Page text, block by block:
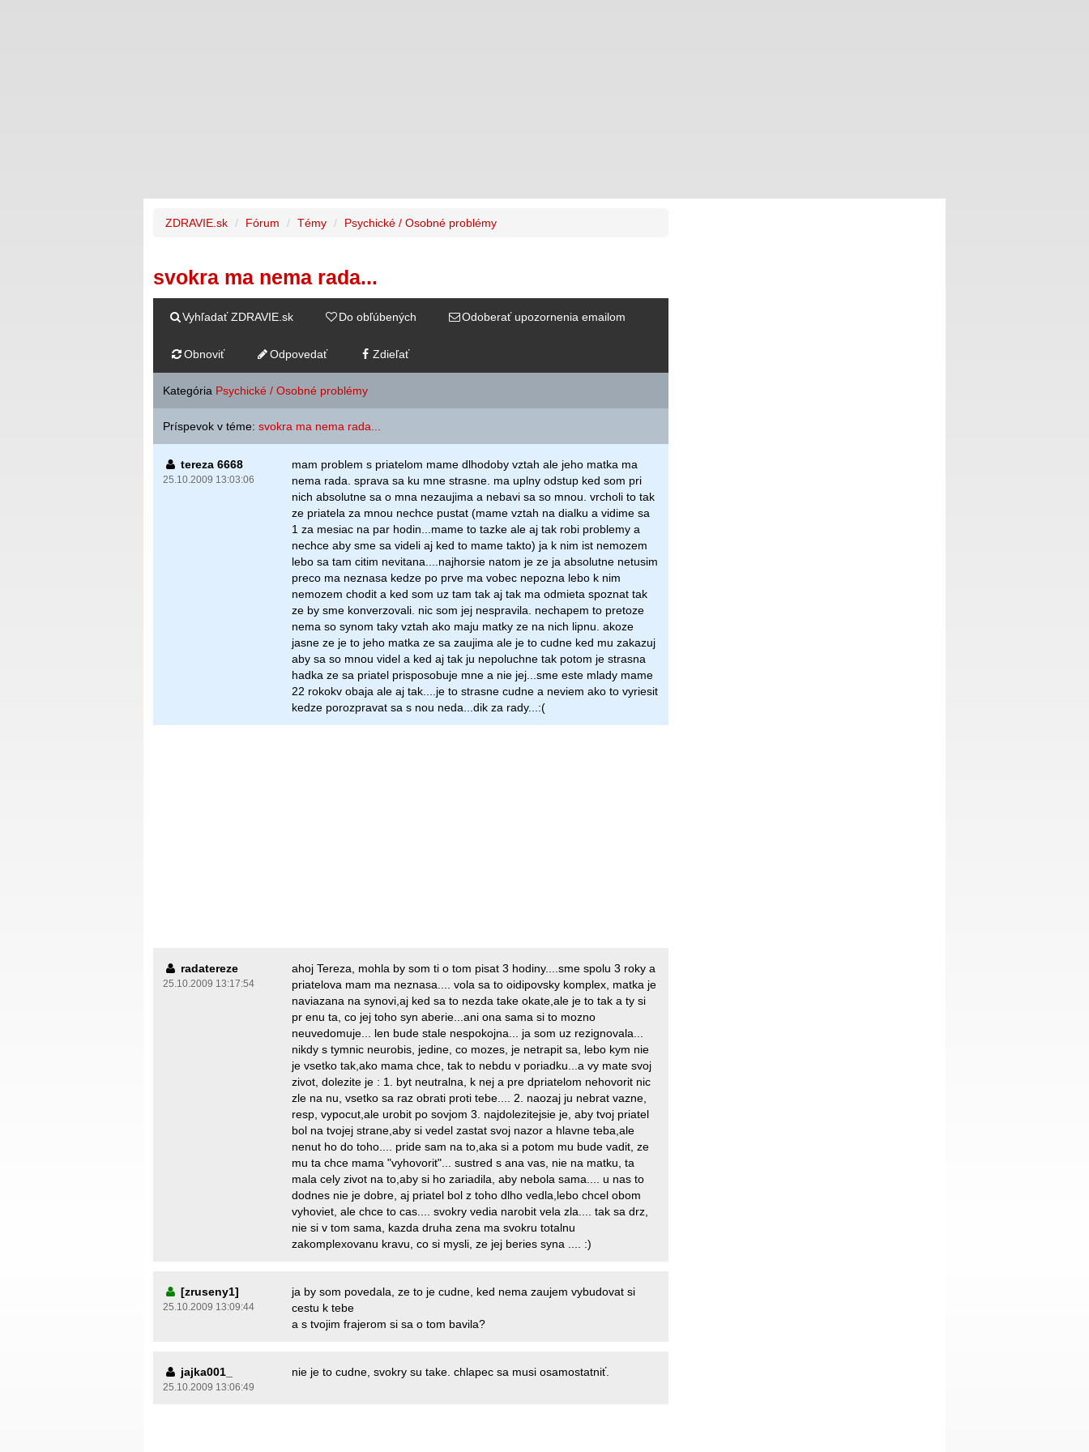
ZDRAVIE.sk Fórum Témy Psychické / Osobné problémy
svokra ma nema rada...
Vyhľadať ZDRAVIE.sk Do obľúbených Odoberať upozornenia emailom
Obnoviť Odpovedať Zdieľať
Kategória Psychické / Osobné problémy
Príspevok v téme: svokra ma nema rada...
tereza 6668
25.10.2009 13:03:06
mam problem s priatelom mame dlhodoby vztah ale jeho matka ma
nema rada. sprava sa ku mne strasne. ma uplny odstup ked som pri
nich absolutne sa o mna nezaujima a nebavi sa so mnou. vrcholi to tak
ze priatela za mnou nechce pustat (mame vztah na dialku a vidime sa
1 za mesiac na par hodin...mame to tazke ale aj tak robi problemy a
nechce aby sme sa videli aj ked to mame takto) ja k nim ist nemozem
lebo sa tam citim nevitana....najhorsie natom je ze ja absolutne netusim
preco ma neznasa kedze po prve ma vobec nepozna lebo k nim
nemozem chodit a ked som uz tam tak aj tak ma odmieta spoznat tak
ze by sme konverzovali. nic som jej nespravila. nechapem to pretoze
nema so synom taky vztah ako maju matky ze na nich lipnu. akoze
jasne ze je to jeho matka ze sa zaujima ale je to cudne ked mu zakazuj
aby sa so mnou videl a ked aj tak ju nepoluchne tak potom je strasna
hadka ze sa priatel prisposobuje mne a nie jej...sme este mlady mame
22 rokokv obaja ale aj tak....je to strasne cudne a neviem ako to vyriesit
kedze porozpravat sa s nou neda...dik za rady...:(
radatereze
25.10.2009 13:17:54
ahoj Tereza, mohla by som ti o tom pisat 3 hodiny....sme spolu 3 roky a
priatelova mam ma neznasa.... vola sa to oidipovsky komplex, matka je
naviazana na synovi,aj ked sa to nezda take okate,ale je to tak a ty si
pr enu ta, co jej toho syn aberie...ani ona sama si to mozno
neuvedomuje... len bude stale nespokojna... ja som uz rezignovala...
nikdy s tymnic neurobis, jedine, co mozes, je netrapit sa, lebo kym nie
je vsetko tak,ako mama chce, tak to nebdu v poriadku...a vy mate svoj
zivot, dolezite je : 1. byt neutralna, k nej a pre dpriatelom nehovorit nic
zle na nu, vsetko sa raz obrati proti tebe.... 2. naozaj ju nebrat vazne,
resp, vypocut,ale urobit po sovjom 3. najdolezitejsie je, aby tvoj priatel
bol na tvojej strane,aby si vedel zastat svoj nazor a hlavne teba,ale
nenut ho do toho.... pride sam na to,aka si a potom mu bude vadit, ze
mu ta chce mama "vyhovorit"... sustred s ana vas, nie na matku, ta
mala cely zivot na to,aby si ho zariadila, aby nebola sama.... u nas to
dodnes nie je dobre, aj priatel bol z toho dlho vedla,lebo chcel obom
vyhoviet, ale chce to cas.... svokry vedia narobit vela zla.... tak sa drz,
nie si v tom sama, kazda druha zena ma svokru totalnu
zakomplexovanu kravu, co si mysli, ze jej beries syna .... :)
[zruseny1]
25.10.2009 13:09:44
ja by som povedala, ze to je cudne, ked nema zaujem vybudovat si
cestu k tebe
a s tvojim frajerom si sa o tom bavila?
jajka001_
25.10.2009 13:06:49
nie je to cudne, svokry su take. chlapec sa musi osamostatniť.